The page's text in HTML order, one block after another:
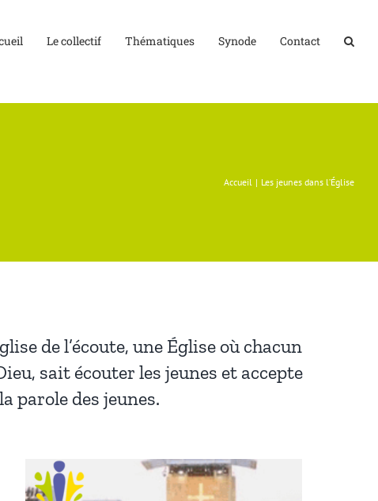
Le collectif Thématiques Synode Contact
Accueil Les jeunes dans l’Église
de l’écoute, une Église où chacun
sait écouter les jeunes et accepte
parole des jeunes.